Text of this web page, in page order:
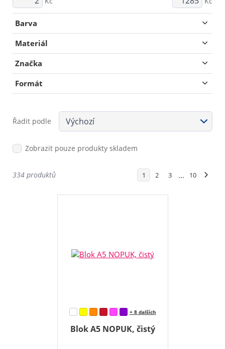
Barva
Materiál
Značka
Formát
Řadit podle
Zobrazit pouze produkty skladem
334 produktů 1 2 3 … 10
Blok A5 NOPUK, čistý
+ 8 dalších